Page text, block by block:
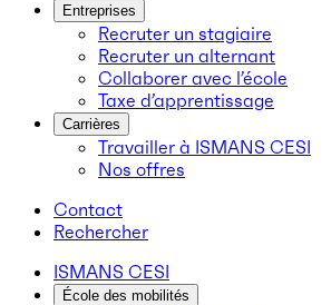
Entreprises
Recruter un stagiaire
Recruter un alternant
Collaborer avec l’école
Taxe d’apprentissage
Carrières
Travailler à ISMANS CESI
Nos offres
Contact
Rechercher
ISMANS CESI
École des mobilités